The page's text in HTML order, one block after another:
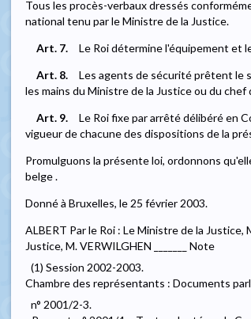
Tous les procès-verbaux dressés
national tenu par le Ministre de la Justice.
Art. 7.
Le Roi détermine l'équipement et
Art. 8.
Les agents de sécurité prêtent le
les mains du Ministre de la Justice ou du
Art. 9.
Le Roi fixe par arrêté délibéré en
vigueur de chacune des dispositions de la
Promulguons la présente loi, ordonnons
belge .
Donné à Bruxelles, le 25 février 2003.
ALBERT Par le Roi : Le Ministre de la
Justice, M. VERWILGHEN _______ Note
(1) Session 2002-2003.
Chambre des représentants : Documents
n° 2001/2-3.